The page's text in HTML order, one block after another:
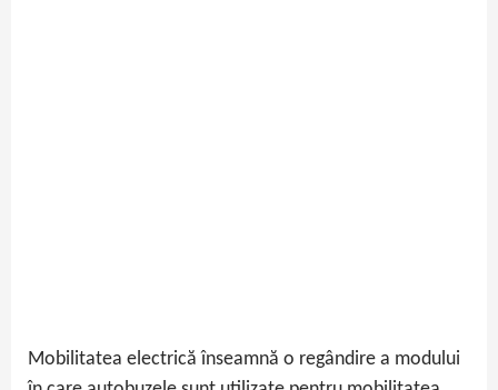
Mobilitatea electrică înseamnă o regândire a modului